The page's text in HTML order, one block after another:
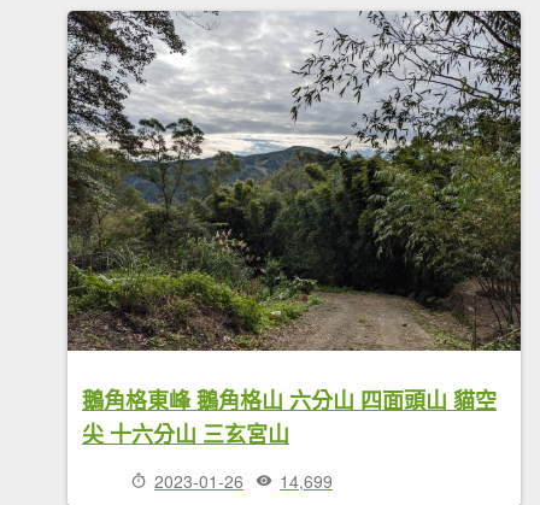
鵝角格東峰 鵝角格山 六分山 四面頭山 貓空
尖 十六分山 三玄宮山
2023-01-26 14,699